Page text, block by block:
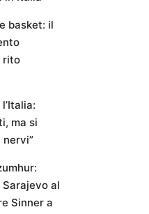
basket: il
rito
ma si
al
Sinner a